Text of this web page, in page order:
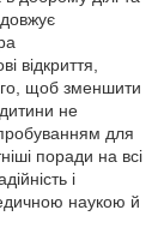
відкриття,
щоб зменшити
не
для
поради на всі
і
наукою й